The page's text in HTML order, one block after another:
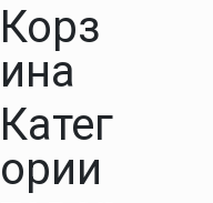
Корз
ина
Катег
ории